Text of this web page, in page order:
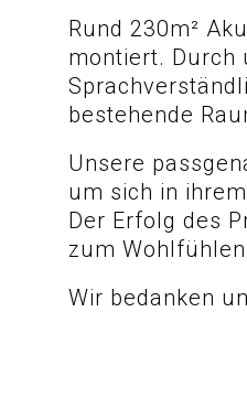
Rund 230m²
montiert. Durch
bestehende
Unsere
um sich in
Der Erfolg des
zum
Wir bedanken